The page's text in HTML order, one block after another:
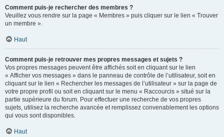
Comment puis-je rechercher des membres ?
Veuillez vous rendre sur la page « Membres » puis cliquer sur le lien « Trouver
un membre ».
Haut
Comment puis-je retrouver mes propres messages et sujets ?
Vos propres messages peuvent être affichés soit en cliquant sur le lien
« Afficher vos messages » dans le panneau de contrôle de l’utilisateur, soit en
cliquant sur le lien « Rechercher les messages de l’utilisateur » sur la page de
votre propre profil ou soit en cliquant sur le menu « Raccourcis » situé sur la
partie supérieure du forum. Pour effectuer une recherche de vos propres
sujets, utilisez la recherche avancée et remplissez convenablement les options
qui vous sont disponibles.
Haut